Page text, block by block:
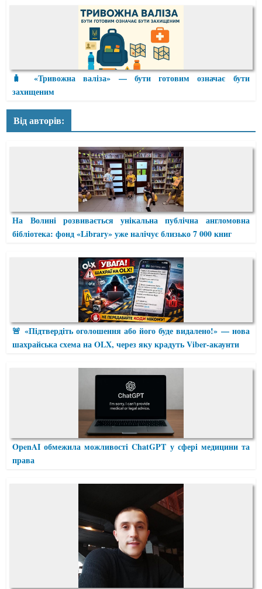
🧳 «Тривожна валіза» — бути готовим означає бути
захищеним
Від авторів:
На Волині розвивається унікальна публічна англомовна
бібліотека: фонд «Library» уже налічує близько 7 000 книг
🚨 «Підтвердіть оголошення або його буде видалено!» — нова
шахрайська схема на OLX, через яку крадуть Viber-акаунти
OpenAI обмежила можливості ChatGPT у сфері медицини та
права